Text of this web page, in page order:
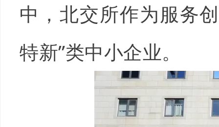
中，北交所作为服务
特新”类中小企业。